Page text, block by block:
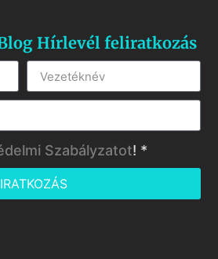
Hírlevél feliratkozás
Szabályzatot! *